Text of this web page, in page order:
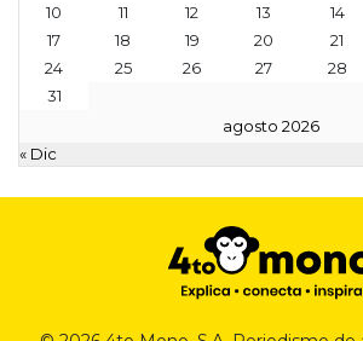
agosto 2026
10
11 12 13 14
17
18 19 20 21
24
25 26 27 28
31
« Dic